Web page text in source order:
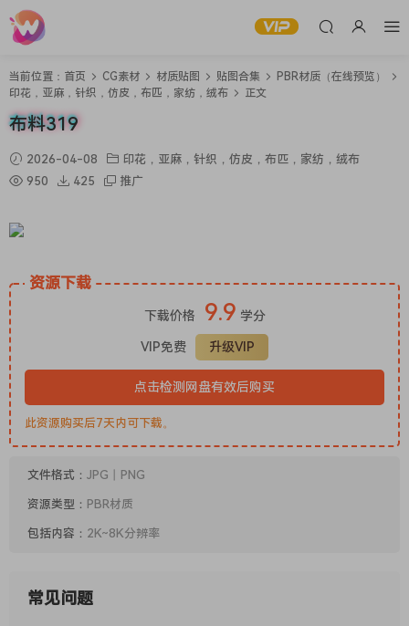
当前位置： 首页 CG素材 材质贴图 贴图合集
PBR材质（在线预览）
印花，亚麻，针织，仿皮，布匹，家纺，绒布
正文
布料319
2026-04-08
印花，亚麻，针织，仿皮，布匹，家纺，绒布
950
425 推广
资源下载
下载价格 9.9 学分
VIP免费 升级VIP
点击检测网盘有效后购买
此资源购买后7天内可下载。
文件格式： JPG丨PNG
资源类型： PBR材质
包括内容： 2K~8K分辨率
常见问题